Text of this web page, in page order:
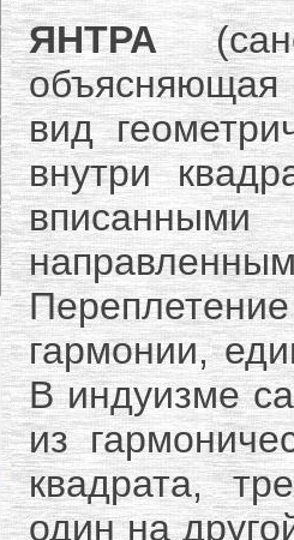
ЯНТРА
объясняющая
вид
внутри
гармонии,
В индуизме
из
квадрата,
один на